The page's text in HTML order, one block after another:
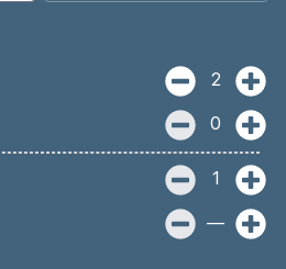
2
0
1
—